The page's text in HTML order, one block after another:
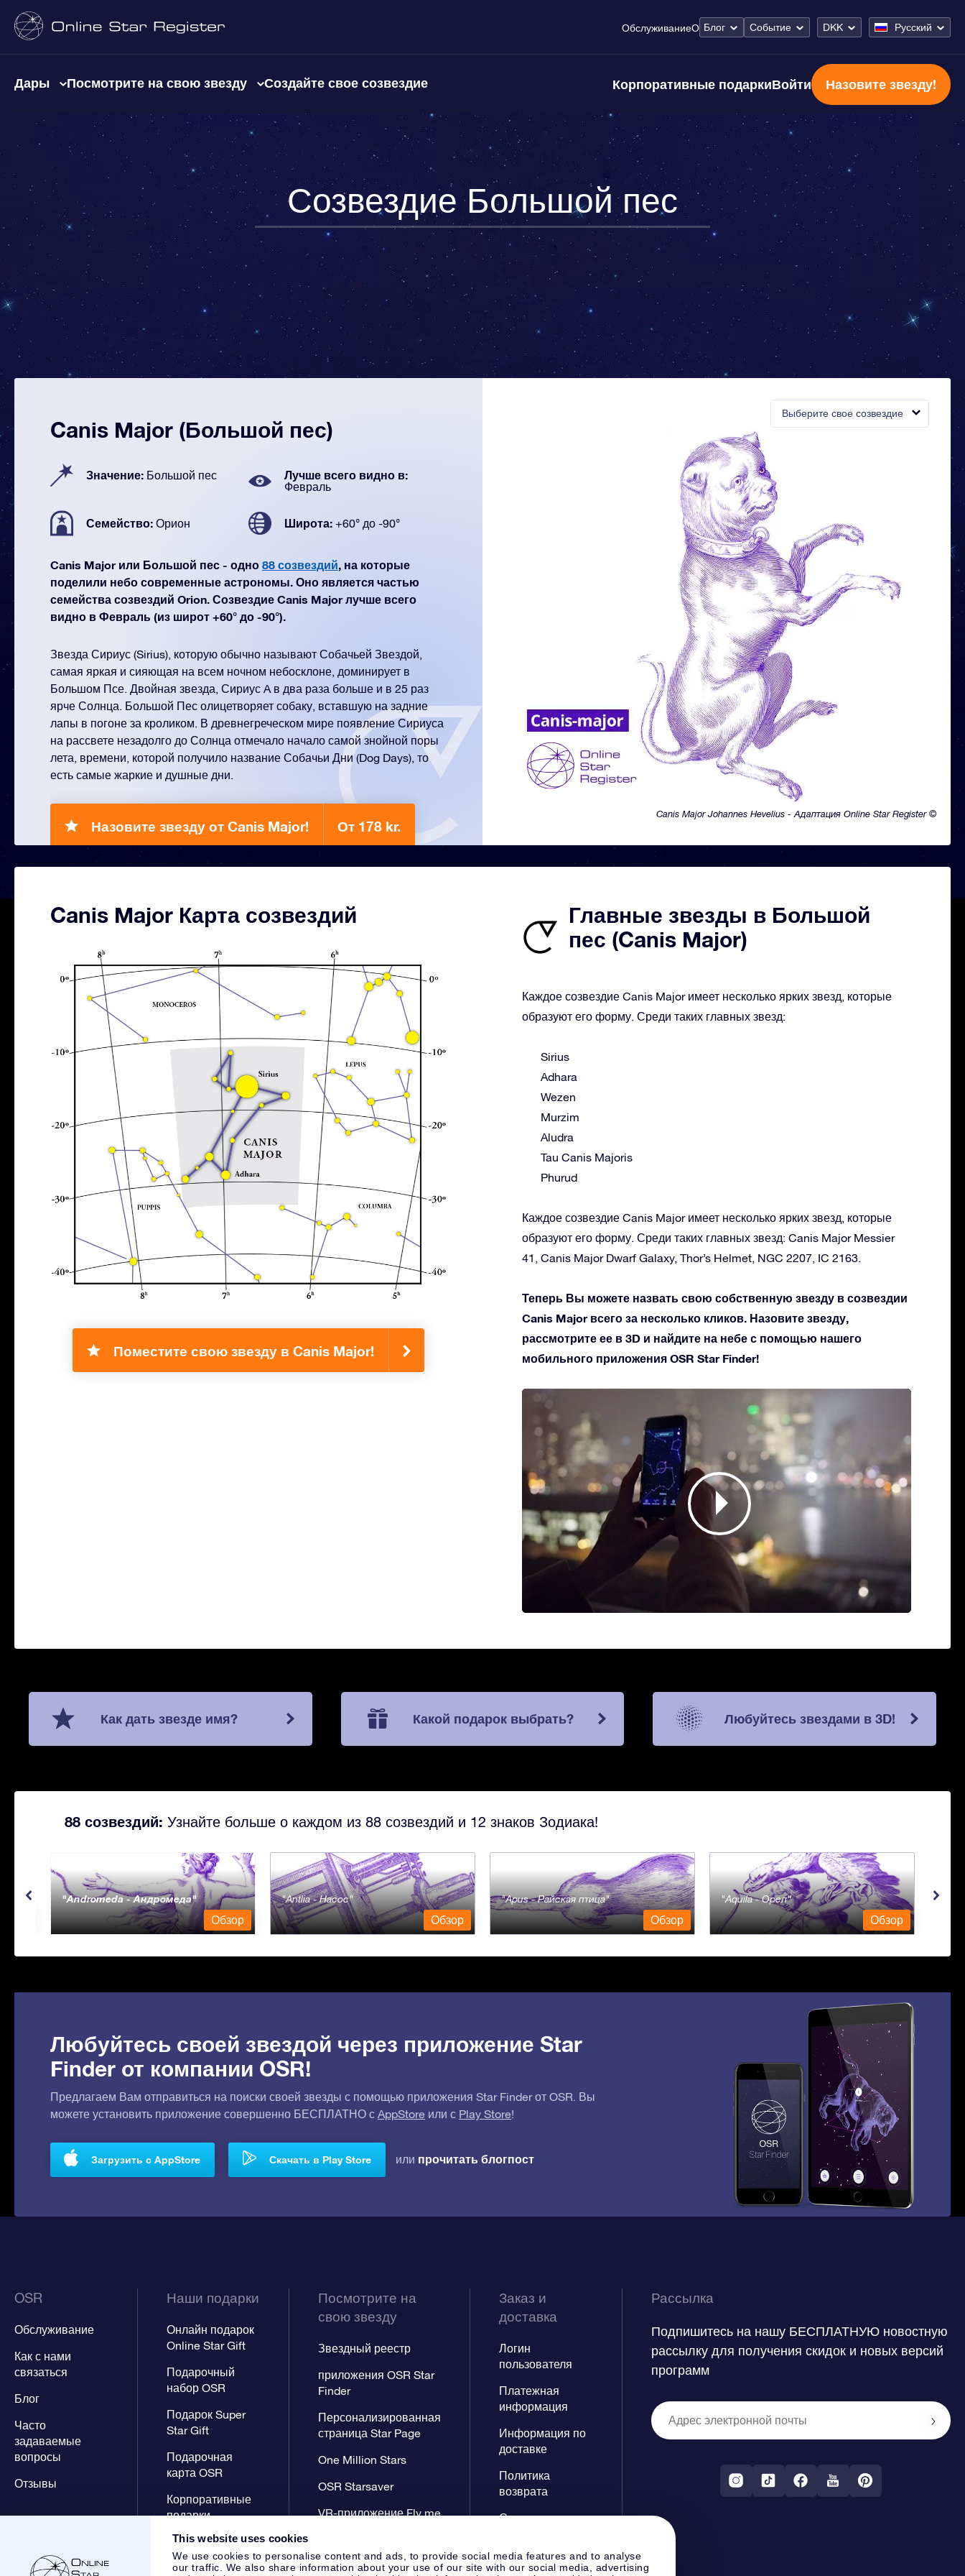
This website uses cookies
We use cookies to personalise content and ads, to provide social media features and to analyse
our traffic. We also share information about your use of our site with our social media, advertising
ОбслуживаниеО Блог Событие DKK Русский
Дары Посмотрите на свою звезду Создайте свое созвездие Корпоративные подаркиВойти Назовите звезду!
Созвездие Большой пес
Выберите свое созвездие
Canis Major Johannes Hevelius - Адаптация Online Star Register ©
Canis Major (Большой пес)
Значение: Большой пес Лучше всего видно в:
Февраль
Семейство: Орион Широта: +60° до -90°
Canis Major или Большой пес - одно 88 созвездий, на которые
поделили небо современные астрономы. Оно является частью
семейства созвездий Orion. Созвездие Canis Major лучше всего
видно в Февраль (из широт +60° до -90°).
Звезда Сириус (Sirius), которую обычно называют Собачьей Звездой,
самая яркая и сияющая на всем ночном небосклоне, доминирует в
Большом Псе. Двойная звезда, Сириус A в два раза больше и в 25 раз
ярче Солнца. Большой Пес олицетворяет собаку, вставшую на задние
лапы в погоне за кроликом. В древнегреческом мире появление Сириуса
на рассвете незадолго до Солнца отмечало начало самой знойной поры
лета, времени, которой получило название Собачьи Дни (Dog Days), то
есть самые жаркие и душные дни.
Назовите звезду от Canis Major! От 178 kr.
Canis Major Карта созвездий
Поместите свою звезду в Canis Major!
Главные звезды в Большой
пес (Canis Major)
Каждое созвездие Canis Major имеет несколько ярких звезд, которые
образуют его форму. Среди таких главных звезд:
Sirius
Adhara
Wezen
Murzim
Aludra
Tau Canis Majoris
Phurud
Каждое созвездие Canis Major имеет несколько ярких звезд, которые
образуют его форму. Среди таких главных звезд: Canis Major Messier
41, Canis Major Dwarf Galaxy, Thor’s Helmet, NGC 2207, IC 2163.
Теперь Вы можете назвать свою собственную звезду в созвездии
Canis Major всего за несколько кликов. Назовите звезду,
рассмотрите ее в 3D и найдите на небе с помощью нашего
мобильного приложения OSR Star Finder!
Как дать звезде имя? Какой подарок выбрать? Любуйтесь звездами в 3D!
88 созвездий: Узнайте больше о каждом из 88 созвездий и 12 знаков Зодиака!
Andromeda - Андромеда
Обзор
Antlia - Насос
Обзор
Apus - Райская птица
Обзор
Aquila - Орел
Обзор
Любуйтесь своей звездой через приложение Star
Finder от компании OSR!
Предлагаем Вам отправиться на поиски своей звезды с помощью приложения Star Finder от OSR. Вы
можете установить приложение совершенно БЕСПЛАТНО с AppStore или с Play Store!
Загрузить с AppStore Скачать в Play Store или прочитать блогпост
OSR
Обслуживание
Как с нами
связаться
Блог
Часто
задаваемые
вопросы
Отзывы
Наши подарки
Онлайн подарок
Online Star Gift
Подарочный
набор OSR
Подарок Super
Star Gift
Подарочная
карта OSR
Корпоративные
подарки
Посмотрите на
свою звезду
Звездный реестр
приложения OSR Star
Finder
Персонализированная
страница Star Page
One Million Stars
OSR Starsaver
VR-приложение Fly me
Заказ и
доставка
Логин
пользователя
Платежная
информация
Информация по
доставке
Политика
возврата
Созвездиях
Рассылка
Подпишитесь на нашу БЕСПЛАТНУЮ новостную
рассылку для получения скидок и новых версий
программ